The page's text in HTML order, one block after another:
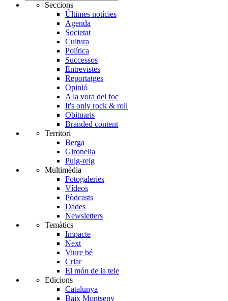
Seccions
Últimes notícies
Agenda
Societat
Cultura
Política
Successos
Entrevistes
Reportatges
Opinió
A la vora del foc
It's only rock & roll
Obituaris
Branded content
Territori
Berga
Gironella
Puig-reig
Multimèdia
Fotogaleries
Vídeos
Pòdcasts
Dades
Newsletters
Temàtics
Impacte
Next
Viure bé
Criar
El món de la tele
Edicions
Catalunya
Baix Montseny